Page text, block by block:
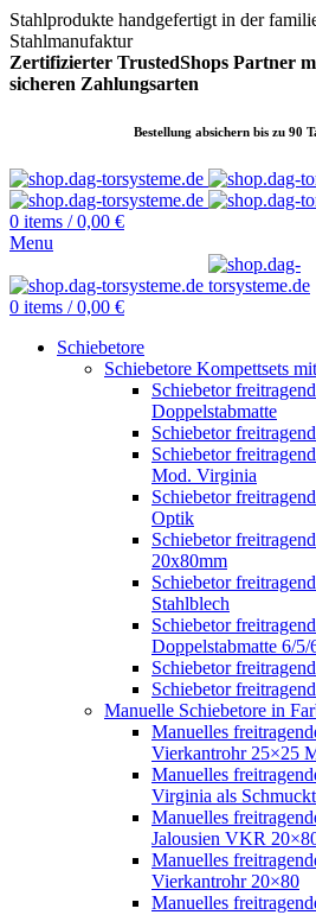
Stahlprodukte handgefertigt in der
Stahlmanufaktur
Zertifizierter TrustedShops Partner
sicheren Zahlungsarten
Bestellung absichern bis zu 90
0 items / 0,00 €
Menu
0 items / 0,00 €
Schiebetore
Schiebetore Kompettsets
Schiebetor
Doppelstabmatte
Schiebetor
Schiebetor
Mod. Virginia
Schiebetor
Optik
Schiebetor
20x80mm
Schiebetor
Stahlblech
Schiebetor
Doppelstabmatte 6/5/
Schiebetor
Schiebetor
Manuelle Schiebetore in
Manuelles
Vierkantrohr 25×25
Manuelles
Virginia als
Manuelles
Jalousien VKR
Manuelles
Vierkantrohr 20×80
Manuelles